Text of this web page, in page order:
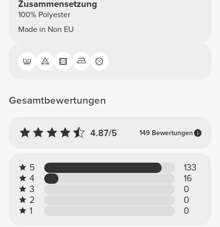
Zusammensetzung
100% Polyester
Made in Non EU
Gesamtbewertungen
4.87/5 149 Bewertungen
5
133
4
16
3
0
2
0
1
0